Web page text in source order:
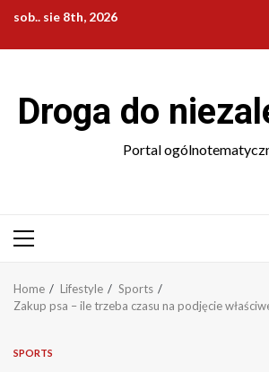
content
sob.. sie 8th, 2026
Droga do
Portal
Primary
Home Lifestyle
Sports
Zakup psa – ile trzeba czasu na podjęcie
SPORTS